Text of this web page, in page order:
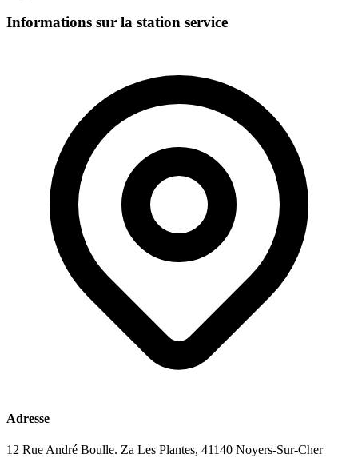
Informations sur la station service
Adresse
12 Rue André Boulle. Za Les Plantes, 41140 Noyers-Sur-Cher